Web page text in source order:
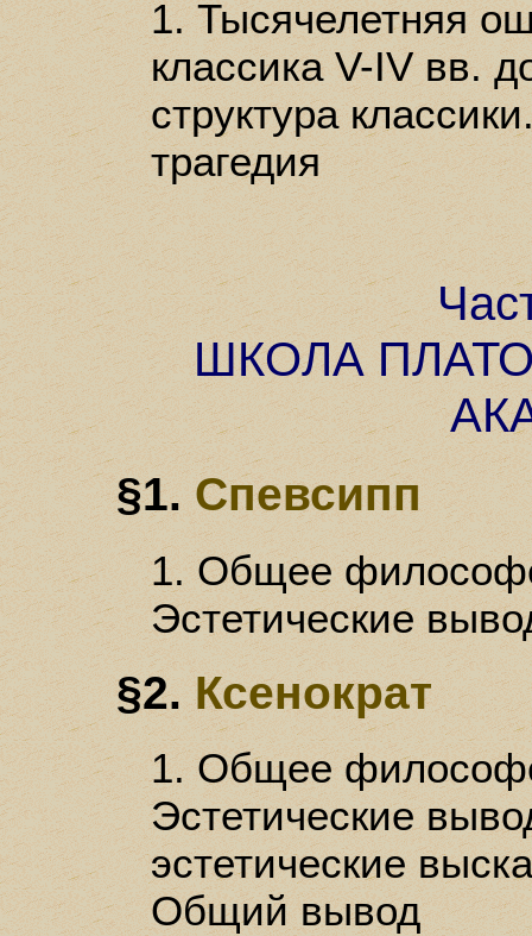
1. Тысячелетняя
классика V-IV вв.
структура
трагедия
ШКОЛА
§1. Спевсипп
1. Общее
Эстетические
§2. Ксенократ
1. Общее
Эстетические
эстетические
Общий вывод